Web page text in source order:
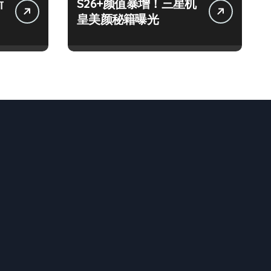
S26+颜值暴增！三星机
皇美颜秘籍曝光